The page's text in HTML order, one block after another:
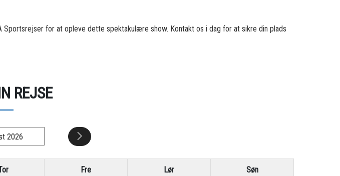
Sportsrejser for at opleve dette spektakulære show. Kontakt os i dag for at sikre din plads